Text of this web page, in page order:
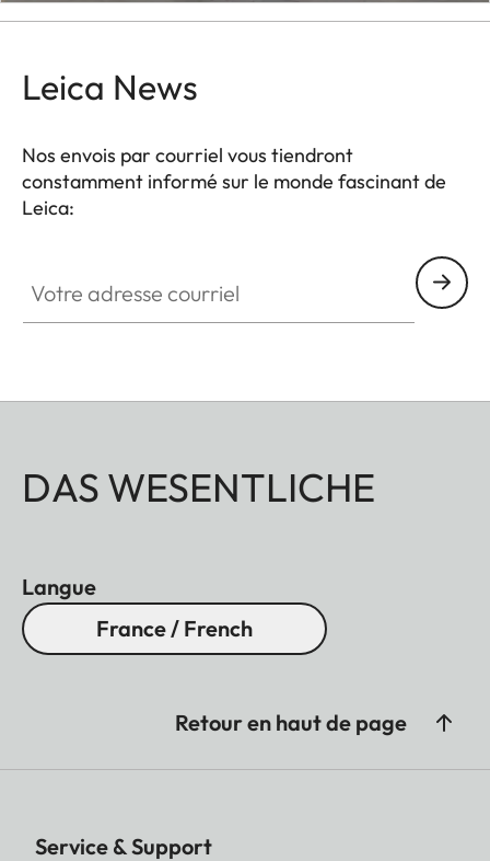
Leica News
Nos envois par courriel vous tiendront
constamment informé sur le monde fascinant de
Leica:
DAS WESENTLICHE
Langue
France / French
Retour en haut de page
Service & Support